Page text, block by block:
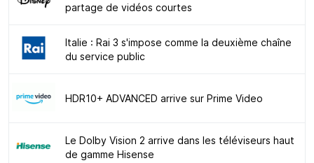
partage de vidéos courtes
Italie : Rai 3 s'impose comme la deuxième chaîne
du service public
HDR10+ ADVANCED arrive sur Prime Video
Le Dolby Vision 2 arrive dans les téléviseurs haut
de gamme Hisense